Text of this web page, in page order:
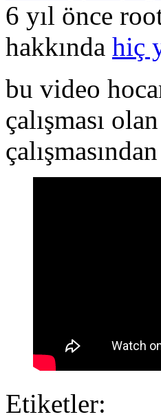
6 yıl önce
hakkında hiç
bu video
çalışması
Etiketler: